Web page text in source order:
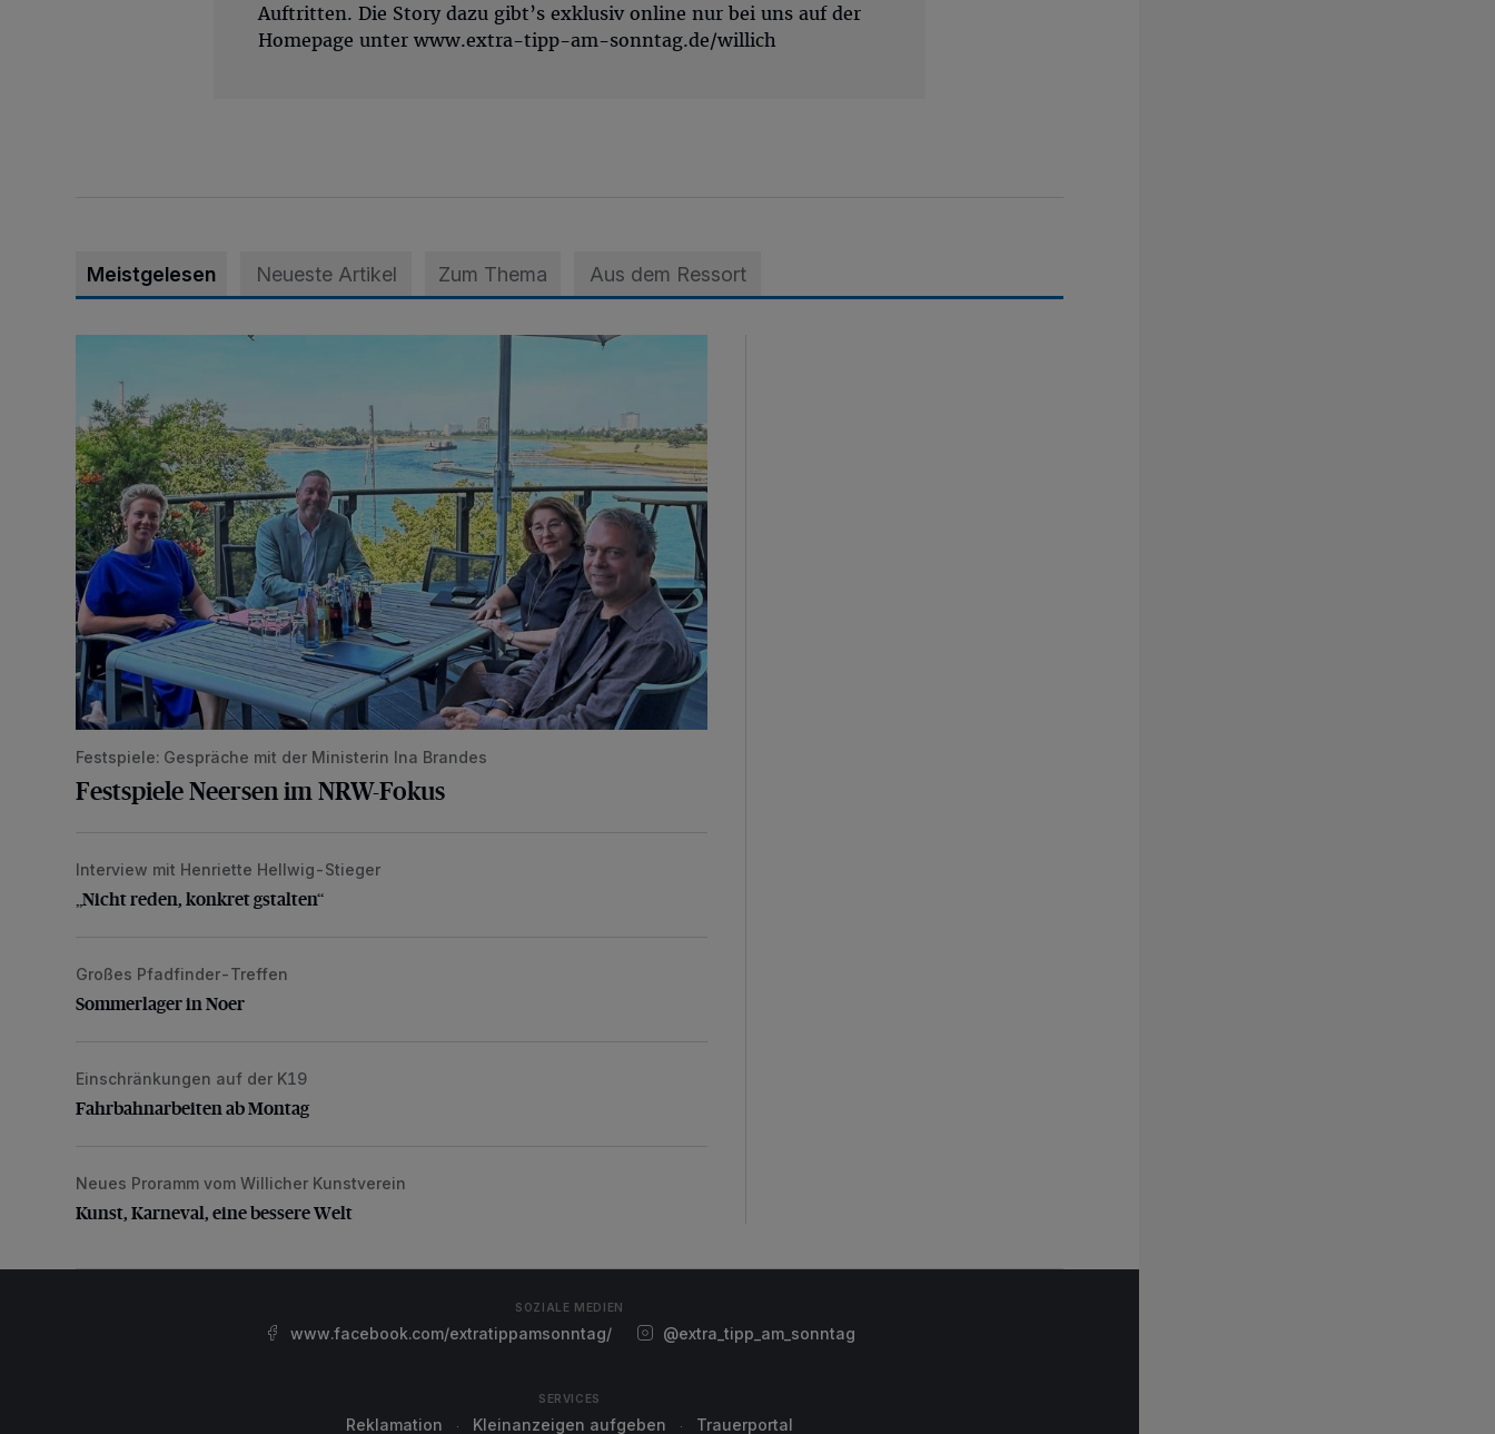
Auftritten. Die Story dazu gibt’s exklusiv online nur bei uns auf der
Homepage unter www.extra-tipp-am-sonntag.de/willich
Meistgelesen Neueste Artikel Zum Thema Aus dem Ressort
Festspiele Neersen im NRW-Fokus
Festspiele: Gespräche mit der Ministerin Ina Brandes
Festspiele Neersen im NRW-Fokus
„Nicht reden, konkret gstalten“
Interview mit Henriette Hellwig-Stieger
„Nicht reden, konkret gstalten“
Sommerlager in Noer
Großes Pfadfinder-Treffen
Sommerlager in Noer
Fahrbahnarbeiten ab Montag
Einschränkungen auf der K19
Fahrbahnarbeiten ab Montag
Kunst, Karneval, eine bessere Welt
Neues Proramm vom Willicher Kunstverein
Kunst, Karneval, eine bessere Welt
SOZIALE MEDIEN
www.facebook.com/extratippamsonntag/ @extra_tipp_am_sonntag
SERVICES
Reklamation Kleinanzeigen aufgeben Trauerportal